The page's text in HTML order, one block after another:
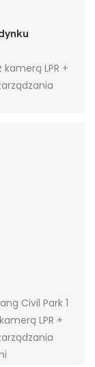
kamerą LPR +
Civil Park 1
LPR +